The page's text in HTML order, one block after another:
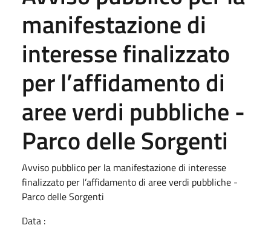
manifestazione di
interesse finalizzato
per l’affidamento di
aree verdi pubbliche -
Parco delle Sorgenti
Avviso pubblico per la manifestazione di interesse
finalizzato per l’affidamento di aree verdi pubbliche -
Parco delle Sorgenti
Data :